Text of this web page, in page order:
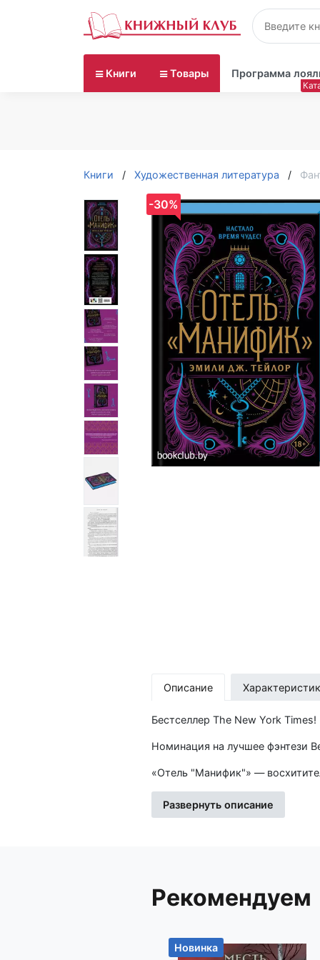
Книги Товары Программа
Книги Художественная литература
-30%
Описание
Бестселлер The New York Times!
Номинация на лучшее фэнтези
«Отель "Манифик"» —
все его мрачные секреты,
любви и мужестве, которое
«Увлекательная и
удивительный и прекрасно
Развернуть описание
Рекомендуем
Новинка